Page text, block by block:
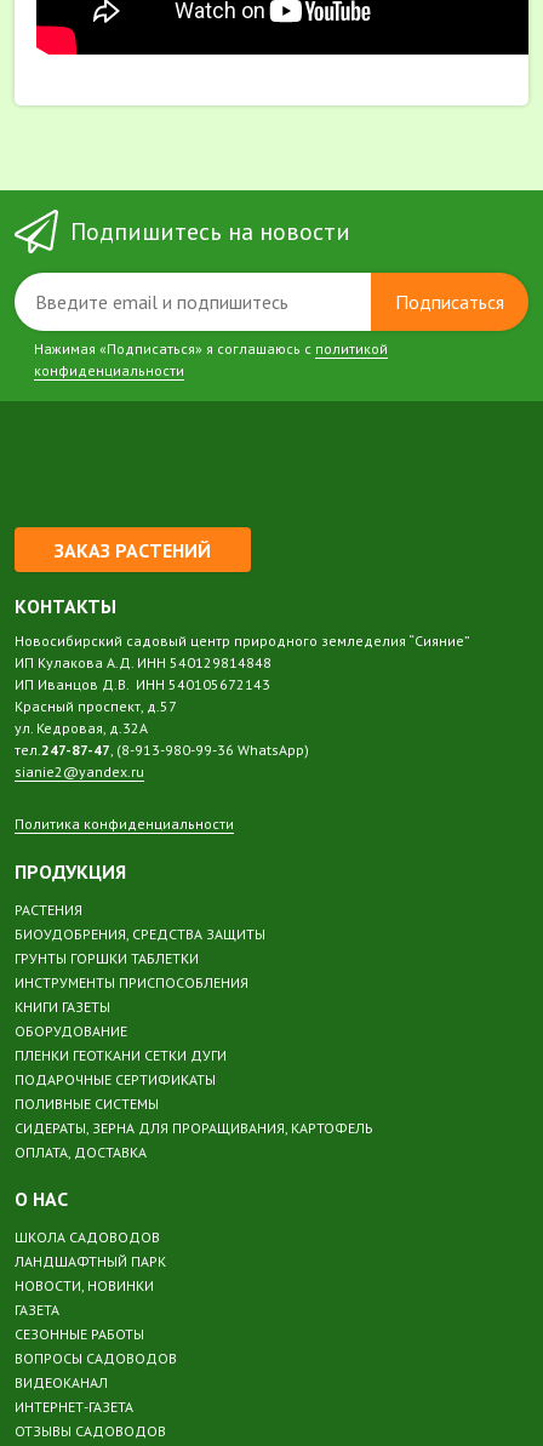
Подпишитесь на новости
Подписаться
Нажимая «Подписаться» я соглашаюсь с политикой
конфиденциальности
ЗАКАЗ РАСТЕНИЙ
КОНТАКТЫ
Новосибирский садовый центр природного земледелия “Сияние”
ИП Кулакова А.Д. ИНН 540129814848
ИП Иванцов Д.В. ИНН 540105672143
Красный проспект, д.57
ул. Кедровая, д.32А
тел.247-87-47, (8-913-980-99-36 WhatsApp)
sianie2@yandex.ru
Политика конфиденциальности
ПРОДУКЦИЯ
РАСТЕНИЯ
БИОУДОБРЕНИЯ, СРЕДСТВА ЗАЩИТЫ
ГРУНТЫ ГОРШКИ ТАБЛЕТКИ
ИНСТРУМЕНТЫ ПРИСПОСОБЛЕНИЯ
КНИГИ ГАЗЕТЫ
ОБОРУДОВАНИЕ
ПЛЕНКИ ГЕОТКАНИ СЕТКИ ДУГИ
ПОДАРОЧНЫЕ СЕРТИФИКАТЫ
ПОЛИВНЫЕ СИСТЕМЫ
СИДЕРАТЫ, ЗЕРНА ДЛЯ ПРОРАЩИВАНИЯ, КАРТОФЕЛЬ
ОПЛАТА, ДОСТАВКА
О НАС
ШКОЛА САДОВОДОВ
ЛАНДШАФТНЫЙ ПАРК
НОВОСТИ, НОВИНКИ
ГАЗЕТА
СЕЗОННЫЕ РАБОТЫ
ВОПРОСЫ САДОВОДОВ
ВИДЕОКАНАЛ
ИНТЕРНЕТ-ГАЗЕТА
ОТЗЫВЫ САДОВОДОВ